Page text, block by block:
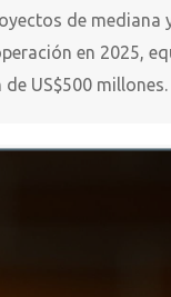
de mediana
en 2025,
de US$500